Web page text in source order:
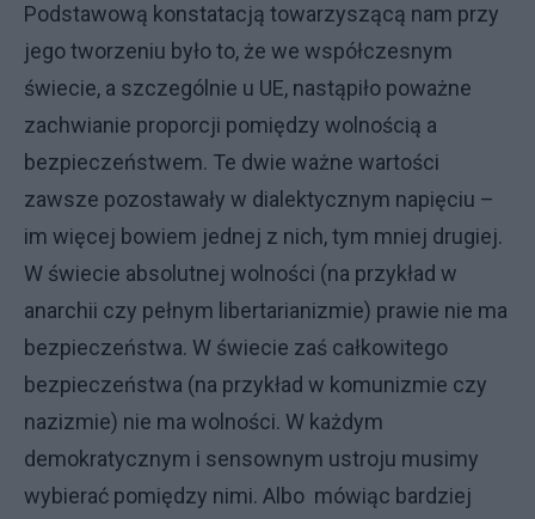
Podstawową konstatacją towarzyszącą nam przy
jego tworzeniu było to, że we współczesnym
świecie, a szczególnie u UE, nastąpiło poważne
zachwianie proporcji pomiędzy wolnością a
bezpieczeństwem. Te dwie ważne wartości
zawsze pozostawały w dialektycznym napięciu –
im więcej bowiem jednej z nich, tym mniej drugiej.
W świecie absolutnej wolności (na przykład w
anarchii czy pełnym libertarianizmie) prawie nie ma
bezpieczeństwa. W świecie zaś całkowitego
bezpieczeństwa (na przykład w komunizmie czy
nazizmie) nie ma wolności. W każdym
demokratycznym i sensownym ustroju musimy
wybierać pomiędzy nimi. Albo mówiąc bardziej